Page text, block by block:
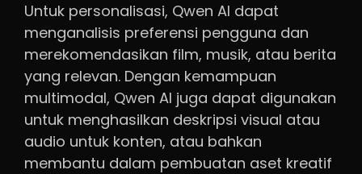
Untuk personalisasi, Qwen AI dapat
menganalisis preferensi pengguna dan
merekomendasikan film, musik, atau berita
yang relevan. Dengan kemampuan
multimodal, Qwen AI juga dapat digunakan
untuk menghasilkan deskripsi visual atau
audio untuk konten, atau bahkan
membantu dalam pembuatan aset kreatif